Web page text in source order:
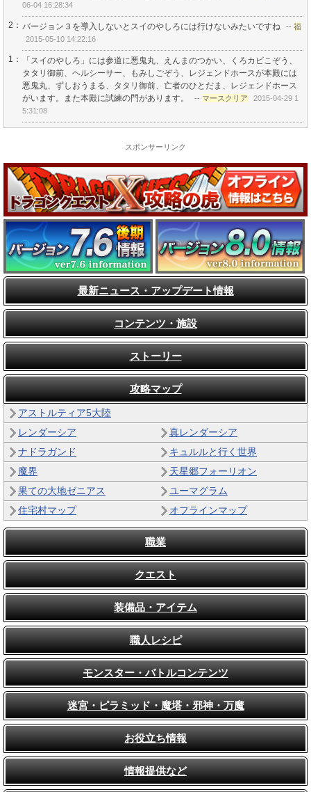
06-04 16:28:34
2： バージョン３を導入しないとスイのやしろには行けないみたいですね -- 福
2015-05-10 14:22:16
1：
「スイのやしろ」には参道に悪鬼丸、えんまのつかい、くろカビこぞう、
タタリ御前、ヘルシーサー、もみしごぞう、レジェンドホースが本殿には
悪鬼丸、ずしおうまる、タタリ御前、亡者のひとだま、レジェンドホース
がいます。また本殿に試練の門があります。
-- マースクリア
2015-04-29 1
5:31:08
スポンサーリンク
最新ニュース・アップデート情報
コンテンツ・施設
ストーリー
攻略マップ
アストルティア5大陸
レンダーシア
真レンダーシア
ナドラガンド
キュルルと行く世界
魔界
天星郷フォーリオン
果ての大地ゼニアス
ユーマグラム
住宅村マップ
オフラインマップ
職業
クエスト
装備品・アイテム
職人レシピ
モンスター・バトルコンテンツ
迷宮・ピラミッド・魔塔・邪神・万魔
お役立ち情報
情報提供など